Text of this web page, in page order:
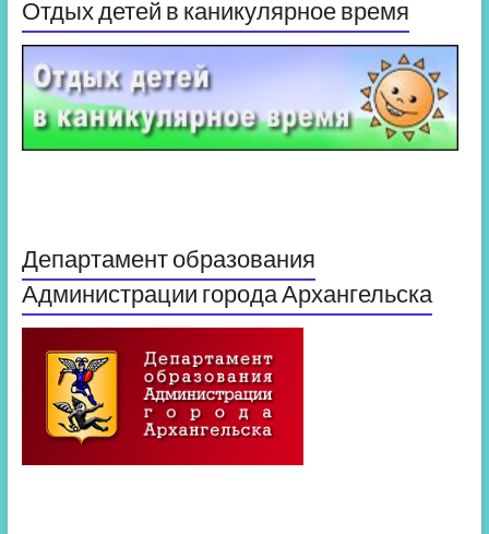
Отдых детей в каникулярное время
Департамент образования
Администрации города Архангельска